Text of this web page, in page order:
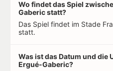
Wo findet das Spiel
Gaberic statt?
Das Spiel findet im Stade
statt.
Was ist das Datum und die
Ergué-Gaberic?